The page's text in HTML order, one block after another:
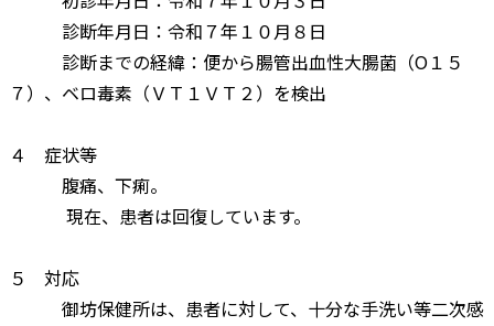
診断年月日：令和７年１０月８日
診断までの経緯：便から腸管出血性大腸菌（О１５
７）、ベロ毒素（ＶＴ１ＶＴ２）を検出
４ 症状等
腹痛、下痢。
現在、患者は回復しています。
５ 対応
御坊保健所は、患者に対して、十分な手洗い等二次感